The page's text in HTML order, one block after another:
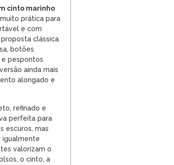
cinto marinho
prática para
e com
clássica
botões
e pespontos
ainda mais
alongado e
refinado e
perfeita para
escuros, mas
igualmente
valorizam o
o cinto, a